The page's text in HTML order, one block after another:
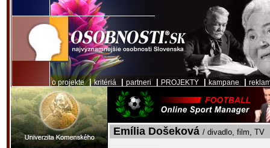
o projekte|kritériá partneri PROJEKTY kampane
Emília Došeková / divadlo, film, TV